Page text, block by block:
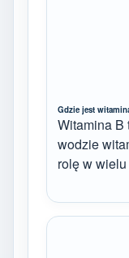
Gdzie jest
Witamina B
wodzie
rolę w